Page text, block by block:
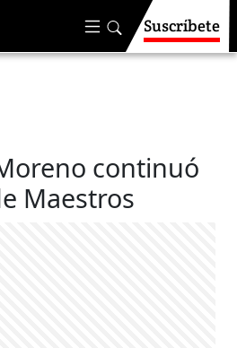
Suscríbete
continuó
Maestros